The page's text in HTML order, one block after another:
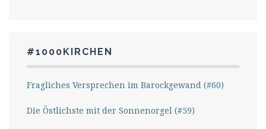
#1000KIRCHEN
Fragliches Versprechen im Barockgewand (#60)
Die Östlichste mit der Sonnenorgel (#59)